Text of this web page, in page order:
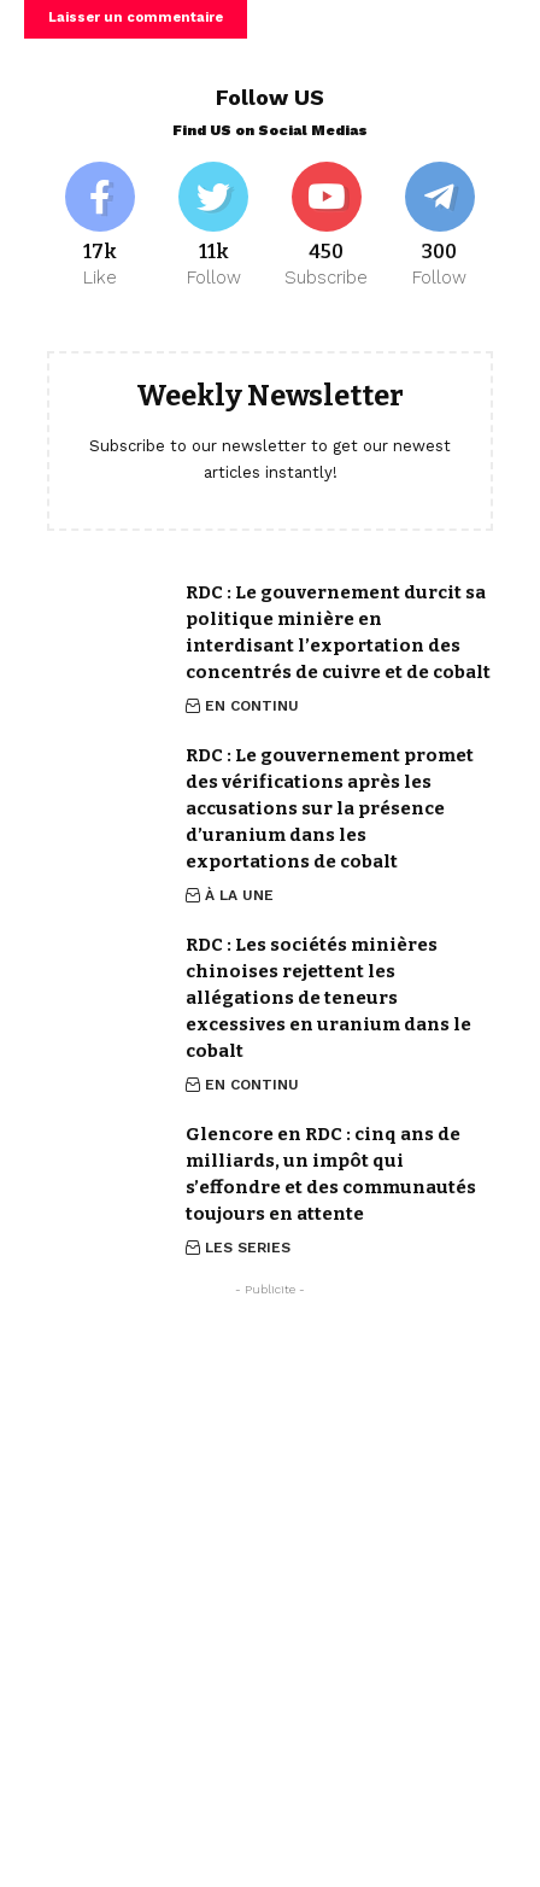
Follow US
Find US on Social Medias
17k
Like
11k
Follow
450
Subscribe
300
Follow
Weekly Newsletter
Subscribe to our newsletter to get our newest
articles instantly!
RDC : Le gouvernement durcit sa
politique minière en
interdisant l’exportation des
concentrés de cuivre et de cobalt
EN CONTINU
RDC : Le gouvernement promet
des vérifications après les
accusations sur la présence
d’uranium dans les
exportations de cobalt
À LA UNE
RDC : Les sociétés minières
chinoises rejettent les
allégations de teneurs
excessives en uranium dans le
cobalt
EN CONTINU
Glencore en RDC : cinq ans de
milliards, un impôt qui
s’effondre et des communautés
toujours en attente
LES SERIES
- Publicite -